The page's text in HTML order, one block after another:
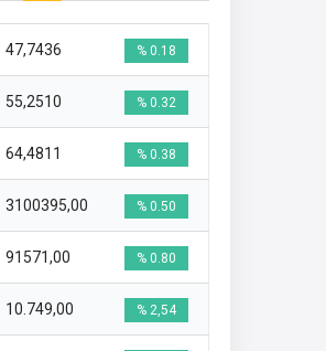
47,7436 % 0.18
55,2510 % 0.32
64,4811 % 0.38
3100395,00 % 0.50
91571,00 % 0.80
10.749,00 % 2,54